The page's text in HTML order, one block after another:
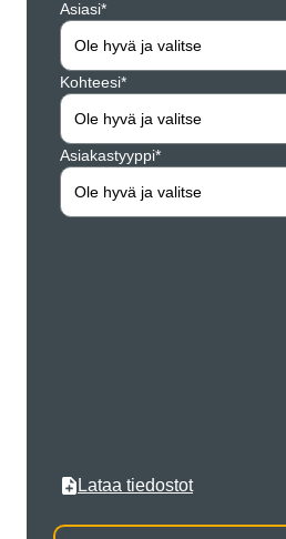
Asiasi*
Ole hyvä ja valitse
Kohteesi*
Ole hyvä ja valitse
Asiakastyyppi*
Ole hyvä ja valitse
Lataa tiedostot